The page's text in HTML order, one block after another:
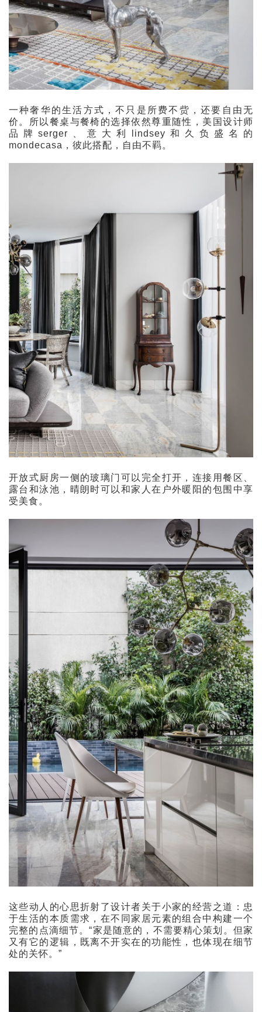
一种奢华的生活方式，不只是所费不赀，还要自由无
价。所以餐桌与餐椅的选择依然尊重随性，美国设计师
品牌serger、意大利lindsey和久负盛名的
mondecasa，彼此搭配，自由不羁。
开放式厨房一侧的玻璃门可以完全打开，连接用餐区、
露台和泳池，晴朗时可以和家人在户外暖阳的包围中享
受美食。
这些动人的心思折射了设计者关于小家的经营之道：忠
于生活的本质需求，在不同家居元素的组合中构建一个
完整的点滴细节。“家是随意的，不需要精心策划。但家
又有它的逻辑，既离不开实在的功能性，也体现在细节
处的关怀。”